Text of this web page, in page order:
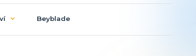
Beyblade